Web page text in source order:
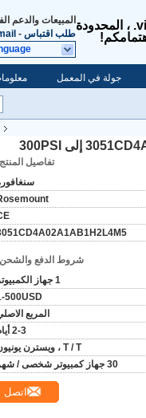
المبيعات والدعم
طلب اقتباس -
جولة في المعمل
تفاصيل
شروط الدفع
1 جهاز الكمبيوتر
500USD
المربع
2-3 أيام
T / T ، ويسترن يونيون
30 جهاز كمبيوتر شخصى / شهر
اتصل